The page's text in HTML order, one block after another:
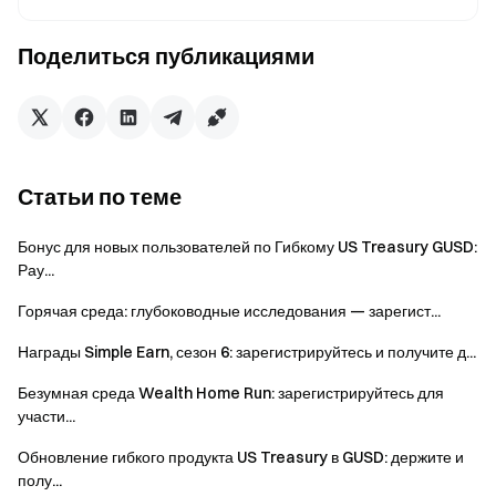
Отказ от ответственности: пользователи из
Великобритании и других регионов с ограниченным
(Для получения подробной информации о регионах
Команда Gate
Проводник в мир криптовалют
Торгуйте более 4,900 криптовалютами безопасно,
Начните действовать уже сейчас
Зарегистрируйтесь
Поделиться публикациями
Статьи по теме
Бонус для новых пользователей по Гибкому US Treasury GUSD:
Рау...
Горячая среда: глубоководные исследования — зарегист...
Награды Simple Earn, сезон 6: зарегистрируйтесь и получите д...
Безумная среда Wealth Home Run: зарегистрируйтесь для
участи...
Обновление гибкого продукта US Treasury в GUSD: держите и
полу...